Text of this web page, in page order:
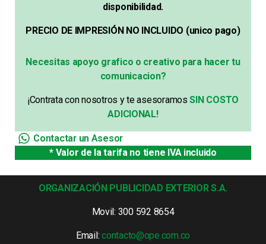
disponibilidad.
PRECIO DE IMPRESIÓN NO INCLUIDO (unico pago)
Necesitas apoyo grafico o creativo para hacer tu
comunicacion?
¡Contrata con nosotros y te asesoramos SIN COSTO
ADICIONAL!
Contactar un Asesor
* Valor de la tarifa no tiene IVA incluido
ORGANIZACIÓN PUBLICIDAD EXTERIOR S.A.
Movil: 300 592 8654
Email:contacto@ope.com.co